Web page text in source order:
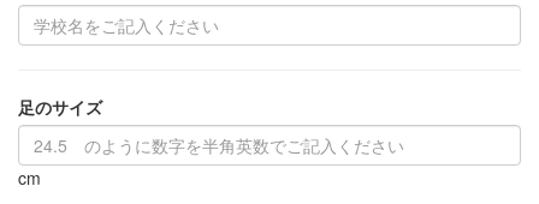
足のサイズ
cm